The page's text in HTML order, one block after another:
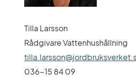
Tilla Larsson
Rådgivare Vattenhushållning
036-15 84 09